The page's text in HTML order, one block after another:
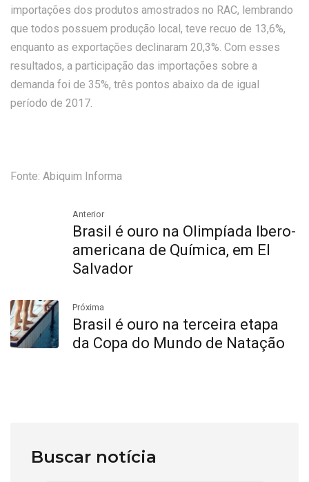
importações dos produtos amostrados no RAC, lembrando
que todos possuem produção local, teve recuo de 13,6%,
enquanto as exportações declinaram 20,3%. Com esses
resultados, a participação das importações sobre a
demanda foi de 35%, três pontos abaixo da de igual
período de 2017.
Fonte: Abiquim Informa
Anterior
Brasil é ouro na Olimpíada Ibero-
americana de Química, em El
Salvador
Próxima
Brasil é ouro na terceira etapa
da Copa do Mundo de Natação
Buscar notícia